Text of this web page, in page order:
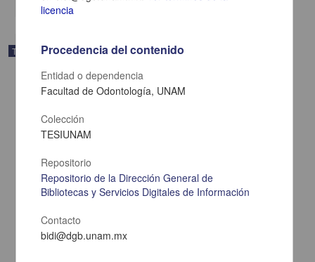
Trabajo de grado
licencia
Procedencia del contenido
Entidad o dependencia
Facultad de Odontología, UNAM
Colección
TESIUNAM
Repositorio
Repositorio de la Dirección General de
Bibliotecas y Servicios Digitales de Información
Contacto
bidi@dgb.unam.mx